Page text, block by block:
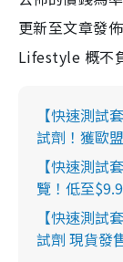
更新至文章發
Lifestyle 概不
【快速測試
試劑！獲歐
【快速測試
覽！低至
【快速測試
試劑 現貨發